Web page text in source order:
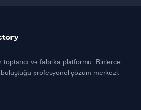
toptancı ve fabrika platformu. Binlerce
profesyonel çözüm merkezi.